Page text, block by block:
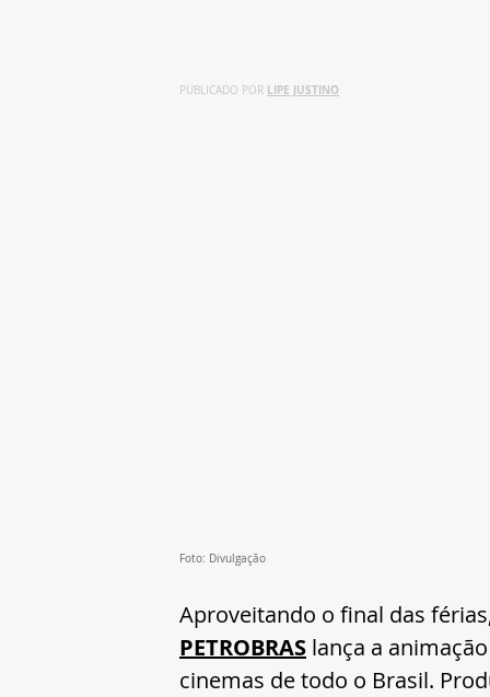
PUBLICADO POR LIPE JUSTINO
Foto: Divulgação
Aproveitando o final das
PETROBRAS lança a
cinemas de todo o Brasil.